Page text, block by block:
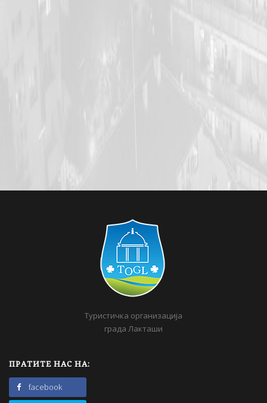
Туристичка организација
града Лакташи
ПРАТИТЕ НАС НА:
facebook